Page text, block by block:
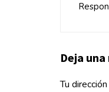
Deja
Tu